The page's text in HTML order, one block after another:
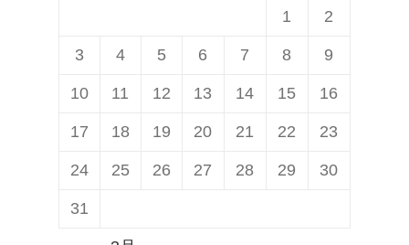
1 2
3 4 5 6 7 8 9
10 11 12 13 14 15 16
17 18 19 20 21 22 23
24 25 26 27 28 29 30
31